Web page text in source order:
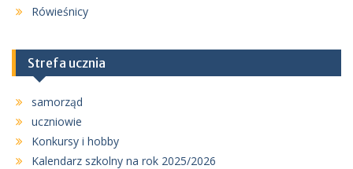
Rówieśnicy
Strefa ucznia
samorząd
uczniowie
Konkursy i hobby
Kalendarz szkolny na rok 2025/2026